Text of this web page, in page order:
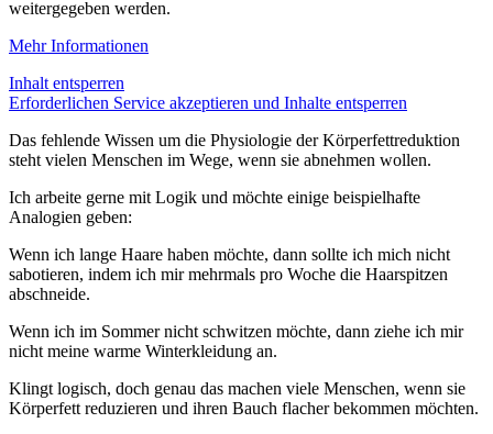
weitergegeben werden.
Mehr Informationen
Inhalt entsperren
Erforderlichen Service akzeptieren und Inhalte entsperren
Das fehlende Wissen um die Physiologie der Körperfettreduktion
steht vielen Menschen im Wege, wenn sie abnehmen wollen.
Ich arbeite gerne mit Logik und möchte einige beispielhafte
Analogien geben:
Wenn ich lange Haare haben möchte, dann sollte ich mich nicht
sabotieren, indem ich mir mehrmals pro Woche die Haarspitzen
abschneide.
Wenn ich im Sommer nicht schwitzen möchte, dann ziehe ich mir
nicht meine warme Winterkleidung an.
Klingt logisch, doch genau das machen viele Menschen, wenn sie
Körperfett reduzieren und ihren Bauch flacher bekommen möchten.